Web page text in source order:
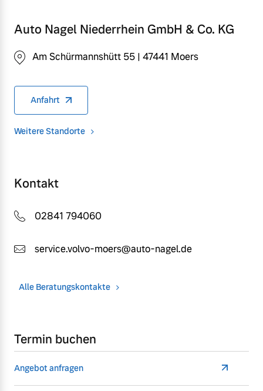
Auto Nagel Niederrhein GmbH & Co. KG
Am Schürmannshütt 55 | 47441 Moers
Anfahrt
Weitere Standorte
Kontakt
02841 794060
service.volvo-moers@auto-nagel.de
Alle Beratungskontakte
Termin buchen
Angebot anfragen